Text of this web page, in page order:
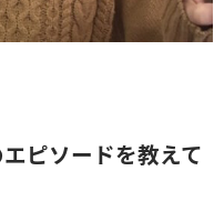
ピソードを教えて